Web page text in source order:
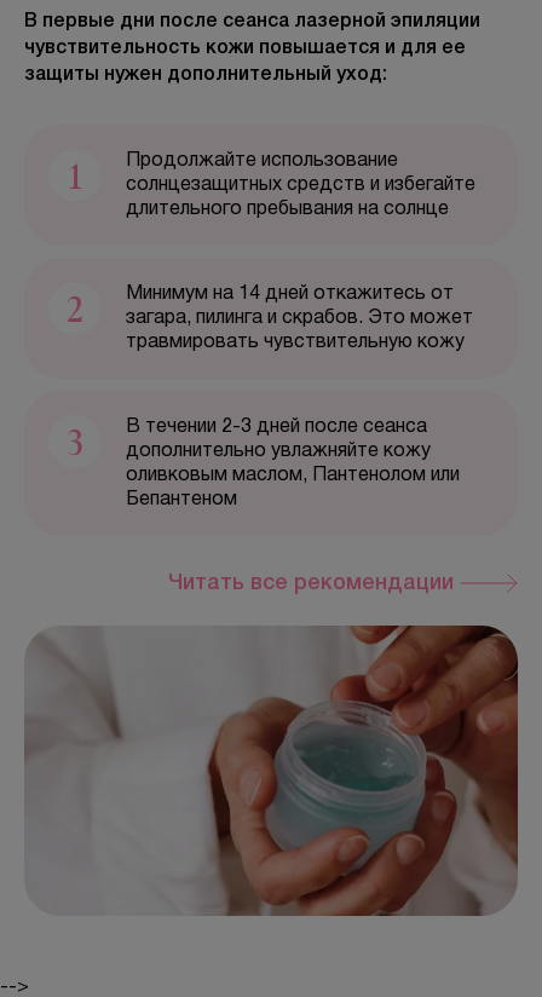
БЕСПЛАТНАЯ КОНСУЛЬТАЦИЯ
В первые дни после сеанса лазерной эпиляции
чувствительность кожи повышается и для ее
защиты нужен дополнительный уход:
1
Продолжайте использование
солнцезащитных средств и избегайте
длительного пребывания на солнце
2
Минимум на 14 дней откажитесь от
загара, пилинга и скрабов. Это может
травмировать чувствительную кожу
3
В течении 2-3 дней после сеанса
дополнительно увлажняйте кожу
оливковым маслом, Пантенолом или
Бепантеном
Читать все рекомендации
-->